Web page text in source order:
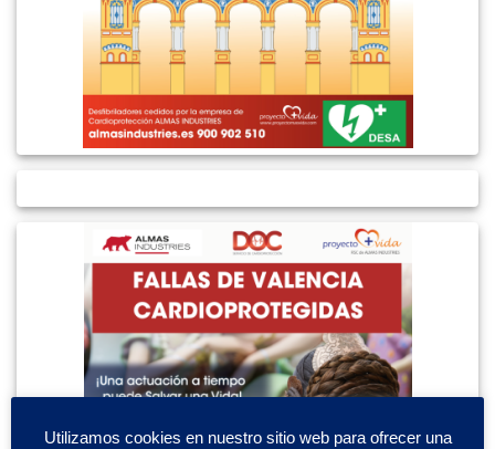
Utilizamos cookies en nuestro sitio web para ofrecer una